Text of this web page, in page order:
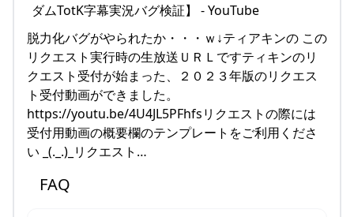
脱力化バグがやられたか・・・ｗ↓ティアキンの この
リクエスト実行時の生放送ＵＲＬですティキンのリ
クエスト受付が始まった、２０２３年版のリクエス
ト受付動画ができました。
https://youtu.be/4U4JL5PFhfsリクエストの際には
受付用動画の概要欄のテンプレートをご利用くださ
い _(._.)_リクエスト…
FAQ